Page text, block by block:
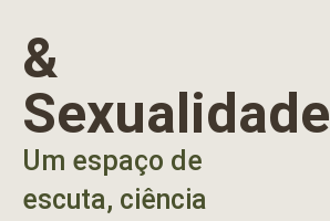
&
Sexualidade
Um espaço de
escuta, ciência